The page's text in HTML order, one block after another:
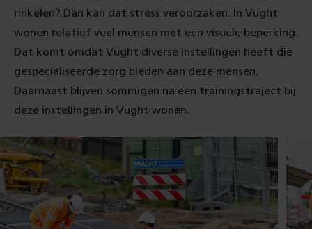
rinkelen? Dan kan dat stress veroorzaken. In Vught
wonen relatief veel mensen met een visuele beperking.
Dat komt omdat Vught diverse instellingen heeft die
gespecialiseerde zorg bieden aan deze mensen.
Daarnaast blijven sommigen na een trainingstraject bij
deze instellingen in Vught wonen.